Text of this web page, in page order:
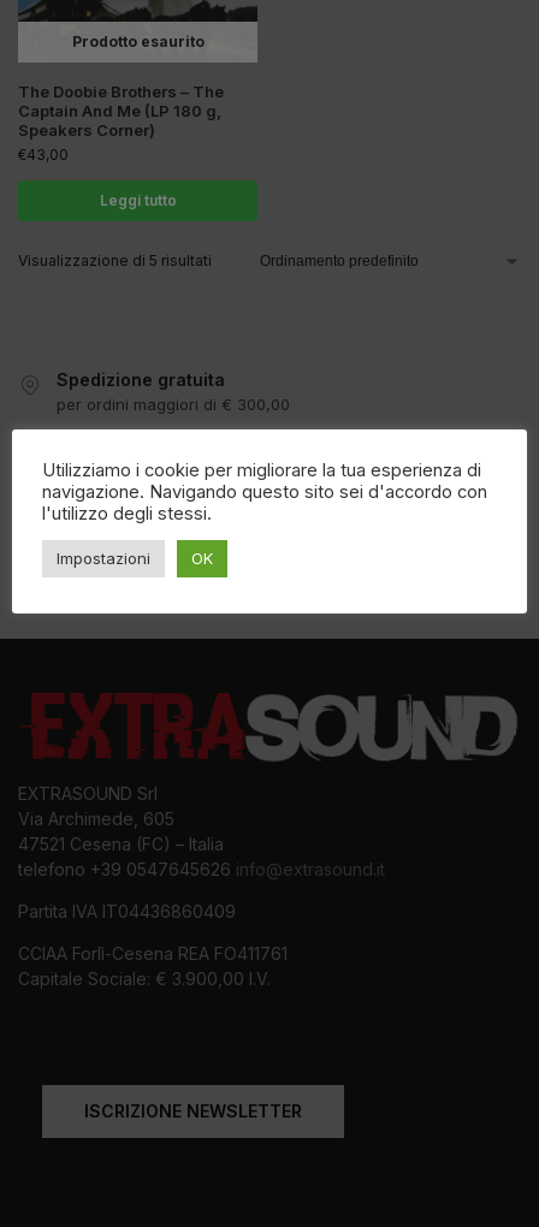
Prodotto esaurito
The Doobie Brothers – The
Captain And Me (LP 180 g,
Speakers Corner)
€43,00
Leggi tutto
Visualizzazione di 5 risultati
Spedizione gratuita
per ordini maggiori di € 300,00
"Eccellente" 4,86/5
Assistenza telefonica lun-sab
100% Pagamenti sicuri
EXTRASOUND Srl
Via Archimede, 605
47521 Cesena (FC) – Italia
telefono +39 0547645626 info@extrasound.it
Partita IVA IT04436860409
CCIAA Forlì-Cesena REA FO411761
Capitale Sociale: € 3.900,00 I.V.
ISCRIZIONE NEWSLETTER
Utilizziamo i cookie per migliorare la tua esperienza di
navigazione. Navigando questo sito sei d'accordo con
l'utilizzo degli stessi.
Impostazioni OK